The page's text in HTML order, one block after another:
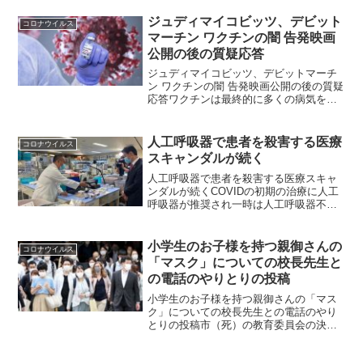
される 本日のSituation Update...
コロナウイルス
ジュディマイコビッツ、デビット
マーチン ワクチンの闇 告発映画
公開の後の質疑応答
ジュディマイコビッツ、デビットマーチ
ン ワクチンの闇 告発映画公開の後の質疑
応答ワクチンは最終的に多くの病気を引
し、長いですが参考になると思います。
中でも松の葉の成分が...
コロナウイルス
人工呼吸器で患者を殺害する医療
スキャンダルが続く
人工呼吸器で患者を殺害する医療スキャ
ンダルが続くCOVIDの初期の治療に人工
呼吸器が推奨され一時は人工呼吸器不足
11 月 24 日by Brian Shilha...
コロナウイルス
小学生のお子様を持つ親御さんの
「マスク」についての校長先生と
の電話のやりとりの投稿
小学生のお子様を持つ親御さんの「マス
ク」についての校長先生との電話のやり
とりの投稿市（死）の教育委員会の決ま